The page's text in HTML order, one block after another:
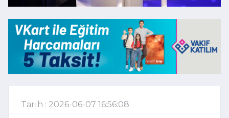
Tarih : 2026-06-07 16:56:08